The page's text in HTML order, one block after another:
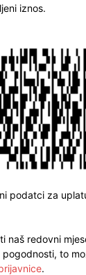
iznos.
podatci za
naš redovni
to
.